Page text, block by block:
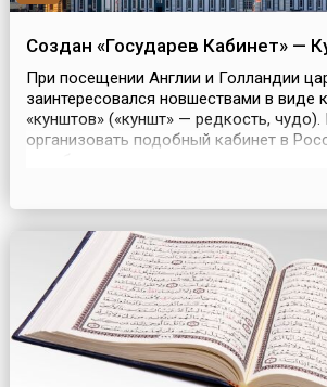
Создан «Государев Кабинет» —
При посещении Англии и Голландии
заинтересовался новшествами в виде
«кунштов» («куншт» — редкость,
организовать подобный кабинет в
создател...